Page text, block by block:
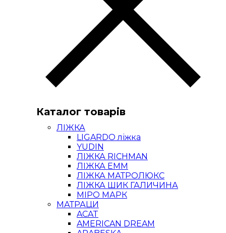
Каталог товарів
ЛІЖКА
LIGARDO ліжка
YUDIN
ЛІЖКА RICHMAN
ЛІЖКА ЕММ
ЛІЖКА МАТРОЛЮКС
ЛІЖКА ШИК ГАЛИЧИНА
МІРО МАРК
МАТРАЦИ
ACAT
AMERICAN DREAM